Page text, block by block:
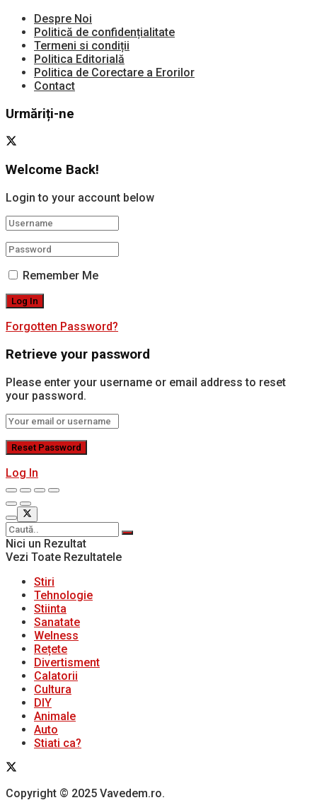
Despre Noi
Politică de confidențialitate
Termeni si condiții
Politica Editorială
Politica de Corectare a Erorilor
Contact
Urmăriți-ne
Welcome Back!
Login to your account below
Remember Me
Forgotten Password?
Retrieve your password
Please enter your username or email address to reset
your password.
Log In
Nici un Rezultat
Vezi Toate Rezultatele
Stiri
Tehnologie
Stiinta
Sanatate
Welness
Rețete
Divertisment
Calatorii
Cultura
DIY
Animale
Auto
Stiati ca?
Copyright © 2025 Vavedem.ro.